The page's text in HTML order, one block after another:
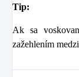
Tip:
Ak sa
zažehlením